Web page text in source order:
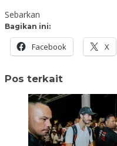
Sebarkan
Bagikan ini:
Facebook X
Pos terkait